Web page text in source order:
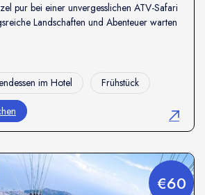
pur bei einer unvergesslichen ATV-Safari
Landschaften und Abenteuer warten
im Hotel Frühstück
€60